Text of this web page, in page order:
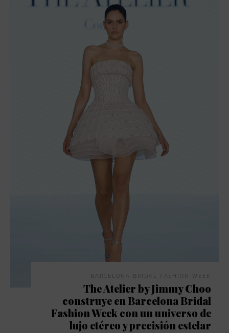
BARCELONA BRIDAL FASHION WEEK
The Atelier by Jimmy Choo
construye en Barcelona Bridal
Fashion Week con un universo de
lujo etéreo y precisión estelar